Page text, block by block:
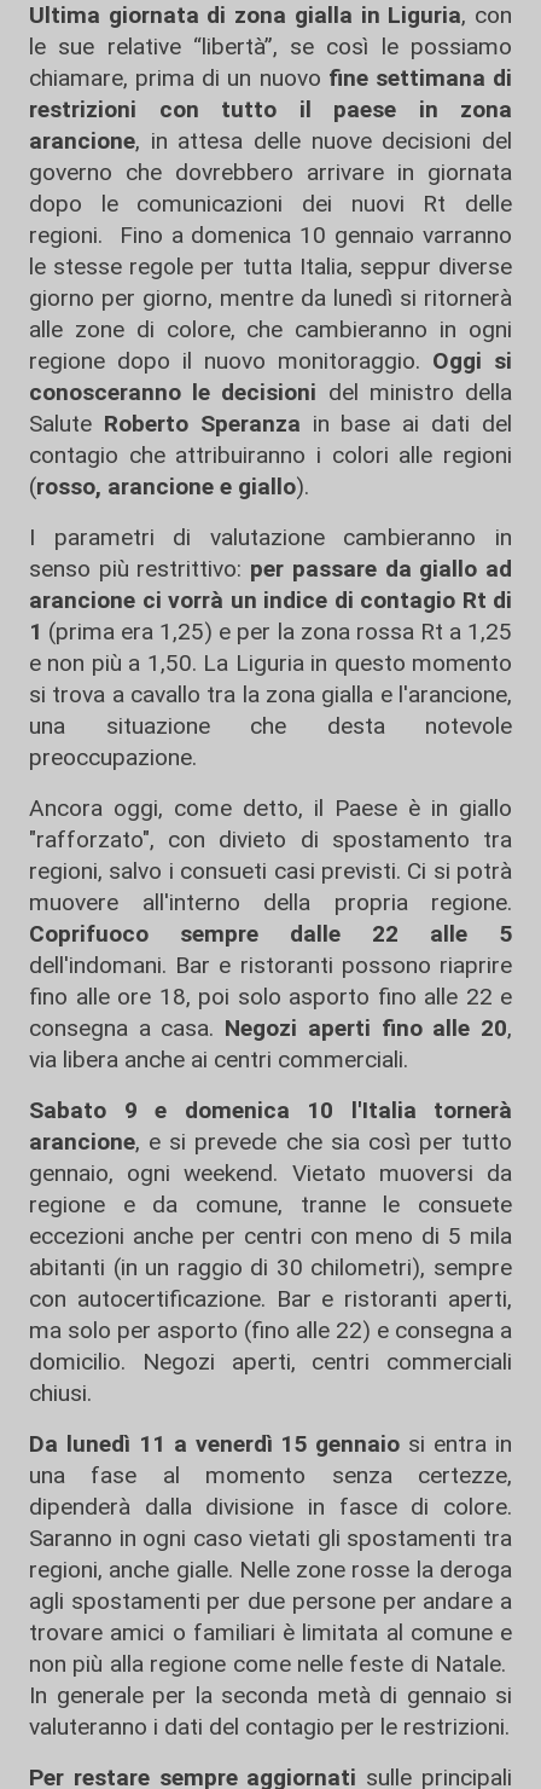
Ultima giornata di zona gialla in Liguria, con
le sue relative “libertà”, se così le possiamo
chiamare, prima di un nuovo fine settimana di
restrizioni con tutto il paese in zona
arancione, in attesa delle nuove decisioni del
governo che dovrebbero arrivare in giornata
dopo le comunicazioni dei nuovi Rt delle
regioni. Fino a domenica 10 gennaio varranno
le stesse regole per tutta Italia, seppur diverse
giorno per giorno, mentre da lunedì si ritornerà
alle zone di colore, che cambieranno in ogni
regione dopo il nuovo monitoraggio. Oggi si
conosceranno le decisioni del ministro della
Salute Roberto Speranza in base ai dati del
contagio che attribuiranno i colori alle regioni
(rosso, arancione e giallo).
I parametri di valutazione cambieranno in
senso più restrittivo: per passare da giallo ad
arancione ci vorrà un indice di contagio Rt di
1 (prima era 1,25) e per la zona rossa Rt a 1,25
e non più a 1,50. La Liguria in questo momento
si trova a cavallo tra la zona gialla e l'arancione,
una situazione che desta notevole
preoccupazione.
Ancora oggi, come detto, il Paese è in giallo
"rafforzato", con divieto di spostamento tra
regioni, salvo i consueti casi previsti. Ci si potrà
muovere all'interno della propria regione.
Coprifuoco sempre dalle 22 alle 5
dell'indomani. Bar e ristoranti possono riaprire
fino alle ore 18, poi solo asporto fino alle 22 e
consegna a casa. Negozi aperti fino alle 20,
via libera anche ai centri commerciali.
Sabato 9 e domenica 10 l'Italia tornerà
arancione, e si prevede che sia così per tutto
gennaio, ogni weekend. Vietato muoversi da
regione e da comune, tranne le consuete
eccezioni anche per centri con meno di 5 mila
abitanti (in un raggio di 30 chilometri), sempre
con autocertificazione. Bar e ristoranti aperti,
ma solo per asporto (fino alle 22) e consegna a
domicilio. Negozi aperti, centri commerciali
chiusi.
Da lunedì 11 a venerdì 15 gennaio si entra in
una fase al momento senza certezze,
dipenderà dalla divisione in fasce di colore.
Saranno in ogni caso vietati gli spostamenti tra
regioni, anche gialle. Nelle zone rosse la deroga
agli spostamenti per due persone per andare a
trovare amici o familiari è limitata al comune e
non più alla regione come nelle feste di Natale.
In generale per la seconda metà di gennaio si
valuteranno i dati del contagio per le restrizioni.
Per restare sempre aggiornati sulle principali